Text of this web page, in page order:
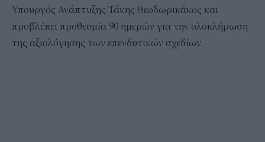
Υπουργός Ανάπτυξης Τάκης Θεοδωρικάκος και
προβλέπει προθεσμία 90 ημερών για την ολοκλήρωση
της αξιολόγησης των επενδυτικών σχεδίων.